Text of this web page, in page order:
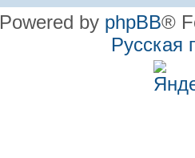
Powered by phpBB®
Русская